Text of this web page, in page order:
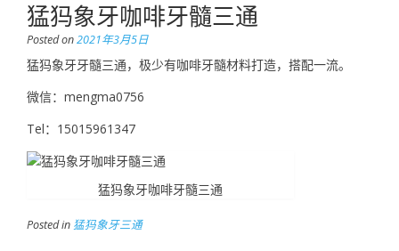
猛犸象牙咖啡牙髓三通
Posted on2021年3月5日
猛犸象牙牙髓三通，极少有咖啡牙髓材料打造，搭配一流。
微信：mengma0756
Tel：15015961347
猛犸象牙咖啡牙髓三通
Posted in 猛犸象牙三通